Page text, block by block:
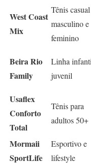
West Coast
Mix
Tênis casual
masculino e
feminino
Beira Rio
Family
Linha
juvenil
Usaflex
Conforto
Total
Tênis para
adultos 50+
Mormaii
SportLife
Esportivo e
lifestyle